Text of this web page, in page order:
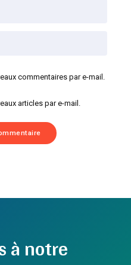
commentaires par e-mail.
articles par e-mail.
à notre